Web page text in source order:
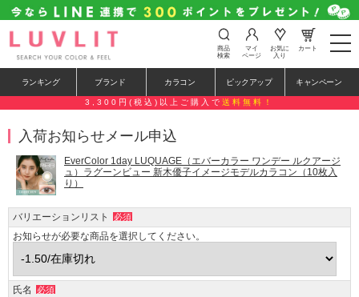
t
o
e
n
o
商品
検索
マイ
ページ
お気に
入り
カート
ランキング ブランド カラコン ピックアップ キャンペーン
3,300円(税込)以上ご購入で 送料無料！
入荷お知らせメール申込
EverColor 1day LUQUAGE（エバーカラー ワンデー ルクアージ
ュ）ラグーンビュー 新木優子イメージモデルカラコン（10枚入
り）
バリエーションリスト 必須
お知らせが必要な商品を選択してください。
氏名 必須